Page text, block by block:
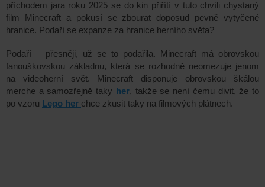
příchodem jara roku 2025 se do kin přiřítí v tuto chvíli chystaný
film Minecraft a pokusí se zbourat doposud pevně vytyčené
hranice. Podaří se expanze za hranice herního světa?
Podaří – přesněji, už se to podařila. Minecraft má obrovskou
fanouškovskou základnu, která se rozhodně neomezuje jenom
na videoherní svět. Minecraft disponuje obrovskou škálou
merche a samozřejně taky
her, takže se není čemu divit, že to
po vzoru Lego her chce zkusit taky na filmových plátnech.